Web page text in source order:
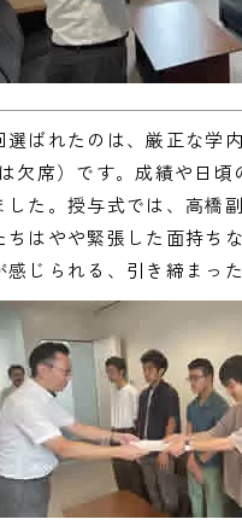
ばれたのは、厳正な学
欠席）です。成績や日
した。授与式では、高橋
ちはやや緊張した面持ち
感じられる、引き締まっ